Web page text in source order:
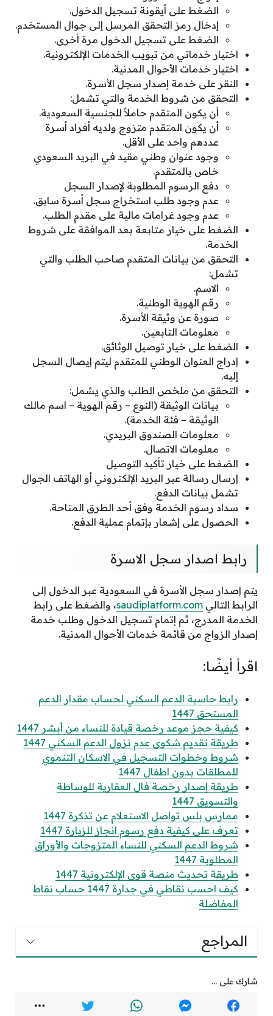
الضغط على أيقونة تسجيل الدخول.
إدخال رمز التحقق المرسل إلى جوال المستخدم.
الضغط على تسجيل الدخول مرة أخرى.
اختيار خدماتي من تبويب الخدمات الإلكترونية.
اختيار خدمات الأحوال المدنية.
النقر على خدمة إصدار سجل الأسرة.
التحقق من شروط الخدمة والتي تشمل:
أن يكون المتقدم حاملاً للجنسية السعودية.
أن يكون المتقدم متزوج ولديه أفراد أسرة
عددهم واحد على الأقل.
وجود عنوان وطني مقيد في البريد السعودي
خاص بالمتقدم.
دفع الرسوم المطلوبة لإصدار السجل
عدم وجود طلب استخراج سجل أسرة سابق.
عدم وجود غرامات مالية على مقدم الطلب.
الضغط على خيار متابعة بعد الموافقة على شروط
الخدمة.
التحقق من بيانات المتقدم صاحب الطلب والتي
تشمل:
الاسم.
رقم الهوية الوطنية.
صورة عن وثيقة الأسرة.
معلومات التابعين.
الضغط على خيار توصيل الوثائق.
إدراج العنوان الوطني للمتقدم ليتم إيصال السجل
إليه.
التحقق من ملخص الطلب والذي يشمل:
بيانات الوثيقة (النوع – رقم الهوية – اسم مالك
الوثيقة – فئة الخدمة).
معلومات الصندوق البريدي.
معلومات الاتصال.
الضغط على خيار تأكيد التوصيل
إرسال رسالة عبر البريد الإلكتروني أو الهاتف الجوال
تشمل بيانات الدفع.
سداد رسوم الخدمة وفق أحد الطرق المتاحة.
الحصول على إشعار بإتمام عملية الدفع.
رابط اصدار سجل الاسرة
يتم إصدار سجل الأسرة في السعودية عبر الدخول إلى
الرابط التالي saudiplatform.com، والضغط على رابط
الخدمة المدرج، ثم إتمام تسجيل الدخول وطلب خدمة
إصدار الزواج من قائمة خدمات الأحوال المدنية.
اقرأ أيضًا:
رابط حاسبة الدعم السكني لحساب مقدار الدعم
المستحق 1447
كيفية حجز موعد رخصة قيادة للنساء من أبشر 1447
طريقة تقديم شكوى عدم نزول الدعم السكني 1447
شروط وخطوات التسجيل في الاسكان التنموي
للمطلقات بدون اطفال 1447
طريقة إصدار رخصة فال العقارية للوساطة
والتسويق 1447
ممارس بلس تواصل الاستعلام عن تذكرة 1447
تعرف على كيفية دفع رسوم انجاز للزيارة 1447
شروط الدعم السكني للنساء المتزوجات والأوراق
المطلوبة 1447
طريقة تحديث منصة قوى الإلكترونية 1447
كيف احسب نقاطي في جدارة 1447 حساب نقاط
المفاضلة
المراجع
شارك على ...